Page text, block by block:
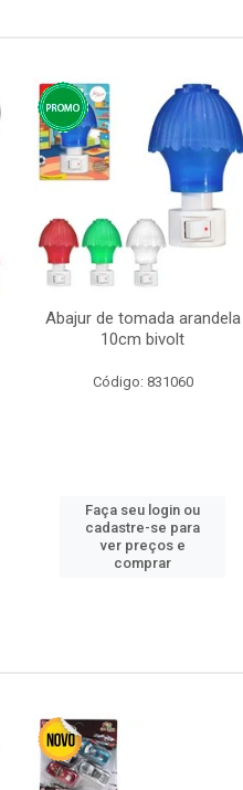
Abajur de tomada arandela
10cm bivolt
Código: 831060
Faça seu login ou
cadastre-se para
ver preços e
comprar